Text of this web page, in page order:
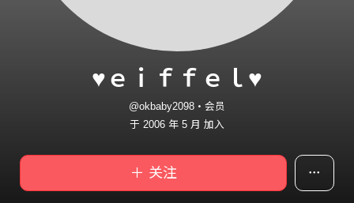
♥ｅｉｆｆｅｌ♥
@okbaby2098・会员
于 2006 年 5 月 加入
＋ 关注